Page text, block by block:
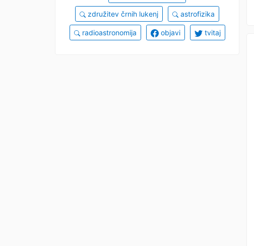
združitev črnih lukenj astrofizika
radioastronomija objavi tvitaj